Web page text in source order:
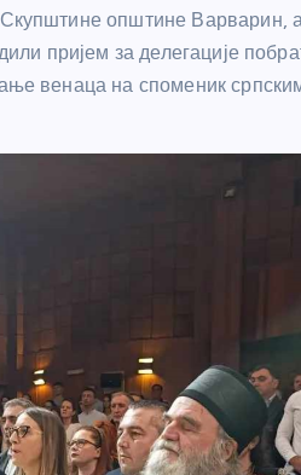
општине
пријем за делегације
венаца на споменик